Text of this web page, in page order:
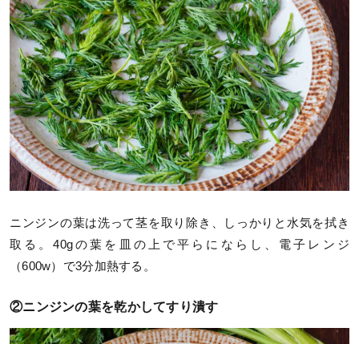
ニンジンの葉は洗って茎を取り除き、しっかりと水気を拭き
取る。40gの葉を皿の上で平らにならし、電子レンジ
（600w）で3分加熱する。
②ニンジンの葉を乾かしてすり潰す